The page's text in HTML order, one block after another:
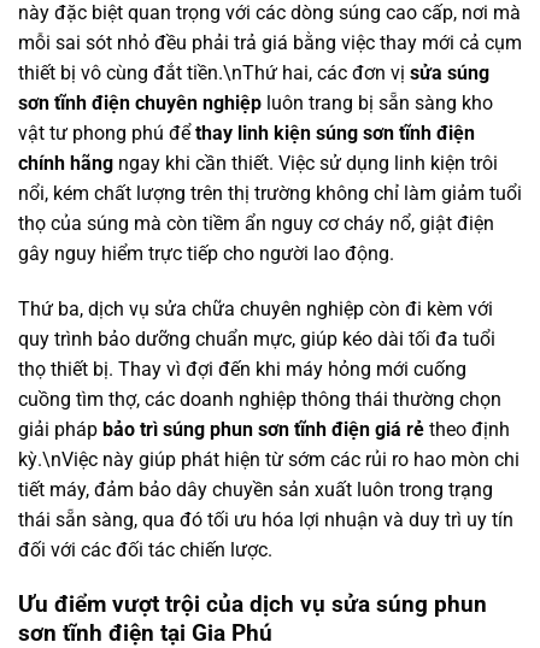
này đặc biệt quan trọng với các dòng súng cao cấp, nơi mà
mỗi sai sót nhỏ đều phải trả giá bằng việc thay mới cả cụm
thiết bị vô cùng đắt tiền.\nThứ hai, các đơn vị sửa súng
sơn tĩnh điện chuyên nghiệp luôn trang bị sẵn sàng kho
vật tư phong phú để thay linh kiện súng sơn tĩnh điện
chính hãng ngay khi cần thiết. Việc sử dụng linh kiện trôi
nổi, kém chất lượng trên thị trường không chỉ làm giảm tuổi
thọ của súng mà còn tiềm ẩn nguy cơ cháy nổ, giật điện
gây nguy hiểm trực tiếp cho người lao động.
Thứ ba, dịch vụ sửa chữa chuyên nghiệp còn đi kèm với
quy trình bảo dưỡng chuẩn mực, giúp kéo dài tối đa tuổi
thọ thiết bị. Thay vì đợi đến khi máy hỏng mới cuống
cuồng tìm thợ, các doanh nghiệp thông thái thường chọn
giải pháp bảo trì súng phun sơn tĩnh điện giá rẻ theo định
kỳ.\nViệc này giúp phát hiện từ sớm các rủi ro hao mòn chi
tiết máy, đảm bảo dây chuyền sản xuất luôn trong trạng
thái sẵn sàng, qua đó tối ưu hóa lợi nhuận và duy trì uy tín
đối với các đối tác chiến lược.
Ưu điểm vượt trội của dịch vụ sửa súng phun
sơn tĩnh điện tại Gia Phú